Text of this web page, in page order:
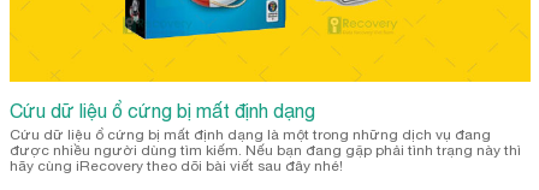
Cứu dữ liệu ổ cứng bị mất định dạng
Cứu dữ liệu ổ cứng bị mất định dạng là một trong những dịch vụ đang
được nhiều người dùng tìm kiếm. Nếu bạn đang gặp phải tình trạng này thì
hãy cùng iRecovery theo dõi bài viết sau đây nhé!